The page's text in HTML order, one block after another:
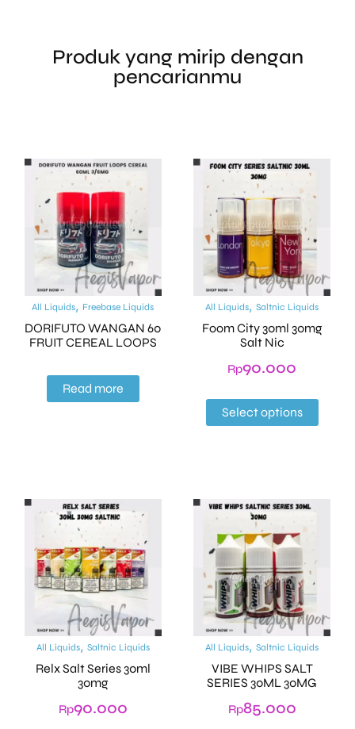
Produk yang mirip dengan
pencarianmu
All Liquids, Freebase Liquids
DORIFUTO WANGAN 60
FRUIT CEREAL LOOPS
Read more
All Liquids,Saltnic Liquids
Foom City 30ml 30mg
Salt Nic
Rp90.000
Select options
All Liquids, Saltnic Liquids
Relx Salt Series 30ml
30mg
Rp90.000
All Liquids,Saltnic Liquids
VIBE WHIPS SALT
SERIES 30ML 30MG
Rp85.000